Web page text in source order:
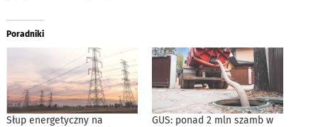
Poradniki
Słup energetyczny na
GUS: ponad 2 mln szamb w